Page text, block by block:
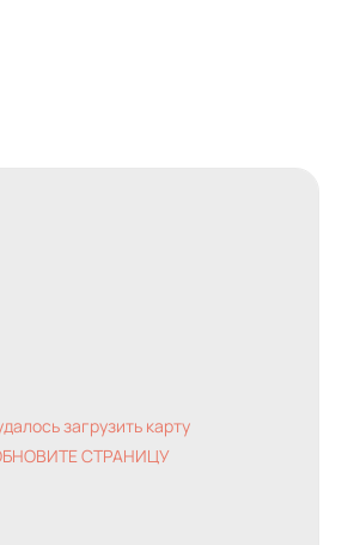
загрузить карту
СТРАНИЦУ